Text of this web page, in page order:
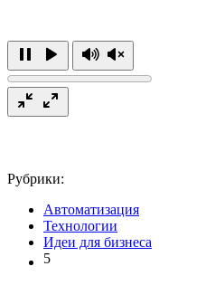
Рубрики:
Автоматизация
Технологии
Идеи для бизнеса
5